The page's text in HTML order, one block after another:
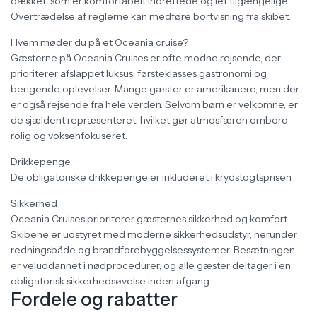
Overtrædelse af reglerne kan medføre bortvisning fra skibet.
Hvem møder du på et Oceania cruise?
Gæsterne på Oceania Cruises er ofte modne rejsende, der
prioriterer afslappet luksus, førsteklasses gastronomi og
berigende oplevelser. Mange gæster er amerikanere, men der
er også rejsende fra hele verden. Selvom børn er velkomne, er
de sjældent repræsenteret, hvilket gør atmosfæren ombord
rolig og voksenfokuseret.
Drikkepenge
De obligatoriske drikkepenge er inkluderet i krydstogtsprisen.
Sikkerhed
Oceania Cruises prioriterer gæsternes sikkerhed og komfort.
Skibene er udstyret med moderne sikkerhedsudstyr, herunder
redningsbåde og brandforebyggelsessystemer. Besætningen
er veluddannet i nødprocedurer, og alle gæster deltager i en
obligatorisk sikkerhedsøvelse inden afgang.
Fordele og rabatter